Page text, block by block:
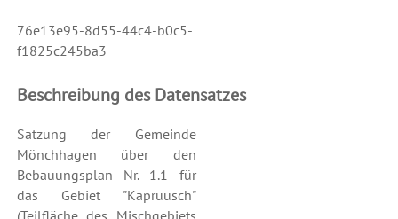
76e13e95-8d55-44c4-b0c5-
f1825c245ba3
Beschreibung des Datensatzes
Satzung der Gemeinde
Mönchhagen über den
Bebauungsplan Nr. 1.1 für
das Gebiet "Kapruusch"